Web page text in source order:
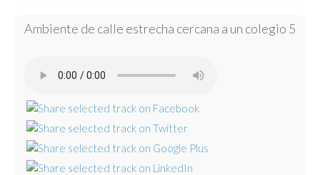
Ambiente de calle estrecha cercana a un colegio 5